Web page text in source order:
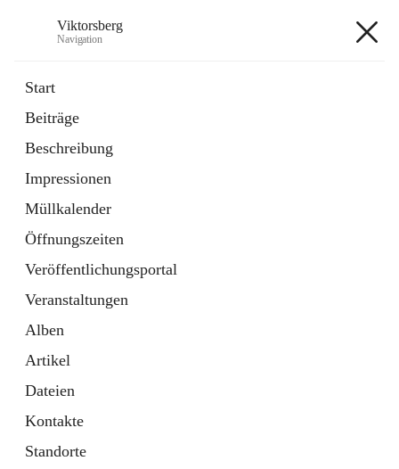
Viktorsberg
Navigation
Start
Beiträge
Beschreibung
Impressionen
Müllkalender
Öffnungszeiten
Veröffentlichungsportal
Veranstaltungen
Alben
Artikel
Dateien
Kontakte
Standorte
1 Schnellzugriff
Bürgerservice
10 Schnellzugriffe